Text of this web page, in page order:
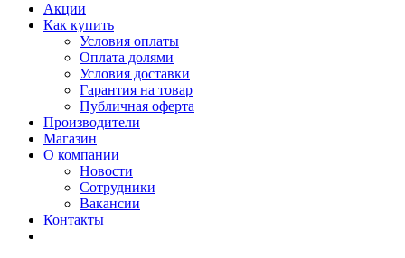
Акции
Как купить
Условия оплаты
Оплата долями
Условия доставки
Гарантия на товар
Публичная оферта
Производители
Магазин
О компании
Новости
Сотрудники
Вакансии
Контакты